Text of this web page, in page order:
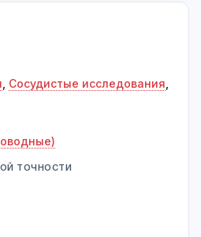
Сосудистые исследования
ТОЧНОСТИ